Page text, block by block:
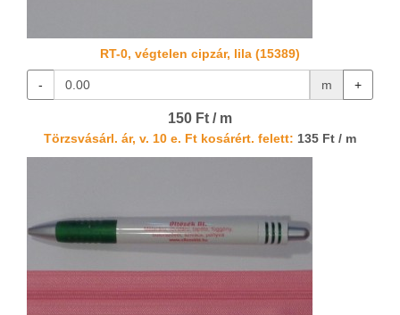
RT-0, végtelen cipzár, lila (15389)
- m +
150 Ft / m
Törzsvásárl. ár, v. 10 e. Ft kosárért. felett: 135 Ft / m